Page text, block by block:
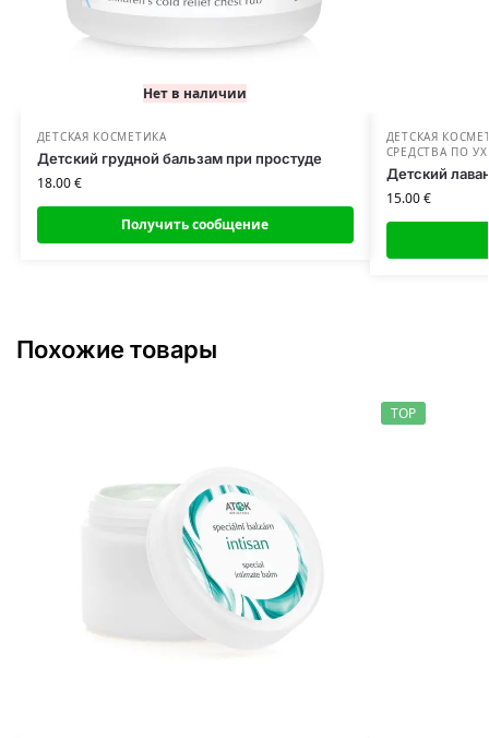
Нет в наличии
ДЕТСКАЯ КОСМЕТИКА
Детский грудной бальзам при простуде
18.00€
Получить сообщение
ДЕТСКАЯ
СРЕДСТВА ПО
Детский
15.00€
Похожие товары
TOP